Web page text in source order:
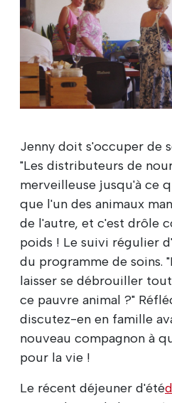
Jenny doit s'occuper de
"Les distributeurs de
merveilleuse jusqu'à ce
que l'un des animaux
de l'autre, et c'est drôle
poids ! Le suivi régulier
du programme de soins.
laisser se débrouiller
ce pauvre animal ?"
discutez-en en famille
nouveau compagnon à
pour la vie !
Le récent déjeuner d'été